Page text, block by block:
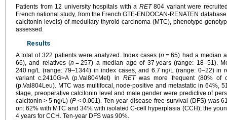
Patients from 12 university hospitals with a RET804 variant were
French national study, from the French GTE-ENDOCAN-RENATEN
calcitonin levels) of medullary thyroid carcinoma (MTC), phenotype-
assessed.
Results
A total of 322 patients were analyzed. Index cases (n = 65) had a median
66), and relatives (n = 257) a median age of 37 years (range: 18–51).
240 ng/L (range: 79–1344) in index cases, and 6.7 ng/L (range: 0–22) in
variant c.2410G>A (p.Val804Met) in RETwas more frequent (80% of
(p.Val804Leu). MTC was multifocal, node-positive and metastatic in 64%,
stage, preoperative calcitonin level and male gender were predictive of
calcitonin > 5 ng/L) (P < 0.001). Ten-year disease-free survival (DFS) was
on: 62% with MTC and 34% with isolated C-cell hyperplasia (CCH); the
4 years for CCH. Ten-year DFS was 90%.